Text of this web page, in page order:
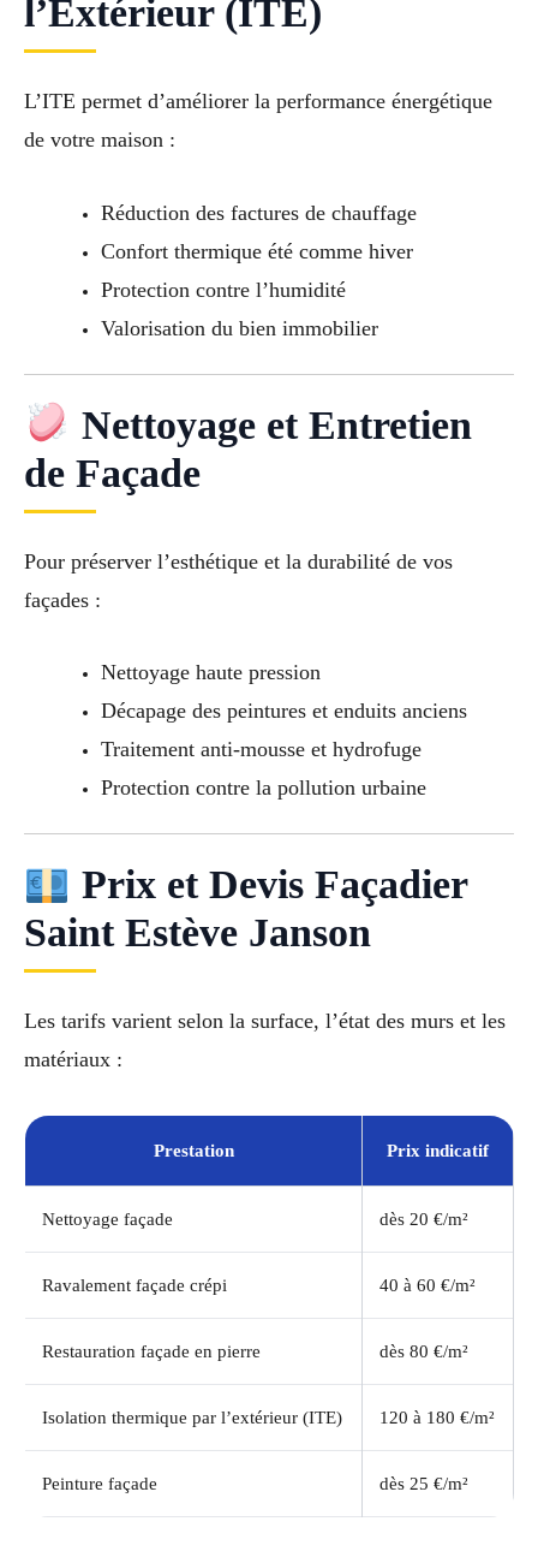
l’Extérieur (ITE)
L’ITE permet d’améliorer la performance énergétique
de votre maison :
Réduction des factures de chauffage
Confort thermique été comme hiver
Protection contre l’humidité
Valorisation du bien immobilier
Nettoyage et Entretien
de Façade
Pour préserver l’esthétique et la durabilité de vos
façades :
Nettoyage haute pression
Décapage des peintures et enduits anciens
Traitement anti-mousse et hydrofuge
Protection contre la pollution urbaine
Prix et Devis Façadier
Saint Estève Janson
Les tarifs varient selon la surface, l’état des murs et les
matériaux :
Prestation Prix indicatif
Nettoyage façade dès 20 €/m²
Ravalement façade crépi 40 à 60 €/m²
Restauration façade en pierre dès 80 €/m²
Isolation thermique par l’extérieur (ITE) 120 à 180 €/m²
Peinture façade dès 25 €/m²